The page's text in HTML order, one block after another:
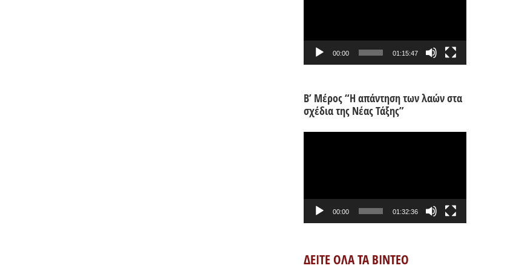
00:00 01:15:47
Β’ Μέρος “Η απάντηση των λαών στα
σχέδια της Νέας Τάξης”
00:00 01:32:36
ΔΕΙΤΕ ΟΛΑ ΤΑ ΒΙΝΤΕΟ